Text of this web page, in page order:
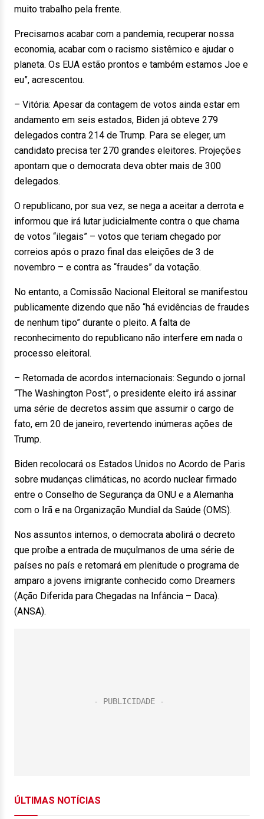
muito trabalho pela frente.
Precisamos acabar com a pandemia, recuperar nossa
economia, acabar com o racismo sistêmico e ajudar o
planeta. Os EUA estão prontos e também estamos Joe e
eu”, acrescentou.
– Vitória: Apesar da contagem de votos ainda estar em
andamento em seis estados, Biden já obteve 279
delegados contra 214 de Trump. Para se eleger, um
candidato precisa ter 270 grandes eleitores. Projeções
apontam que o democrata deva obter mais de 300
delegados.
O republicano, por sua vez, se nega a aceitar a derrota e
informou que irá lutar judicialmente contra o que chama
de votos “ilegais” – votos que teriam chegado por
correios após o prazo final das eleições de 3 de
novembro – e contra as “fraudes” da votação.
No entanto, a Comissão Nacional Eleitoral se manifestou
publicamente dizendo que não “há evidências de fraudes
de nenhum tipo” durante o pleito. A falta de
reconhecimento do republicano não interfere em nada o
processo eleitoral.
– Retomada de acordos internacionais: Segundo o jornal
“The Washington Post”, o presidente eleito irá assinar
uma série de decretos assim que assumir o cargo de
fato, em 20 de janeiro, revertendo inúmeras ações de
Trump.
Biden recolocará os Estados Unidos no Acordo de Paris
sobre mudanças climáticas, no acordo nuclear firmado
entre o Conselho de Segurança da ONU e a Alemanha
com o Irã e na Organização Mundial da Saúde (OMS).
Nos assuntos internos, o democrata abolirá o decreto
que proíbe a entrada de muçulmanos de uma série de
países no país e retomará em plenitude o programa de
amparo a jovens imigrante conhecido como Dreamers
(Ação Diferida para Chegadas na Infância – Daca).
(ANSA).